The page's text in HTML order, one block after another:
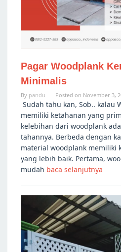
Pagar Woodplank
Minimalis
By pandu Posted on November 3,
Sudah tahu kan, Sob.. kalau
memiliki ketahanan yang
kelebihan dari woodplank
tahannya. Berbeda dengan
material woodplank memiliki
yang lebih baik. Pertama,
mudah baca selanjutnya